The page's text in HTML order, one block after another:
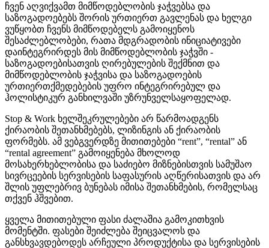
ჩვენ აღვიქვამთ მიმწოდებლობის ჯაჭვებსა და
საზოგადოებებს შორის ურთიერთ გავლენას და ხელგი
ვუწყობთ ჩვენს მიმწოდებელს გამოიყენოს
შესაძლებლობები, რათა მდგრადობის ინიციატივები
დაინტეგრირდეს მის მიმწოდებლობის ჯაჭვში -
საზოგადოებისათვის ღირებულების შექმნით და
მიმწოდებლობის ჯაჭვისა და საზოგადოების
ურთიერთქმედებების უფრო ინტეგრირებულ და
ჰოლისტიკურ განხილვაში უზრუნველსაყოფელად.
Stop & Work ხელშეკრულებები არ წარმოადგენს
ქირაობის შეთანხმებებს, ლიზინგის ან ქირაობის
ფორმებს. ამ ვებგვერდზე მითითებები “rent”, “rental” ან
“rental agreement” გამოიყენება მხოლოდ
მოსახერხებლობისა და საძიებო მიზნებისთვის სამუშაო
სივრცეების სერვისების საფასურის აღწერისათვის და არ
შლის უფლებრივ ბუნებას იმისა შეთანხმების, რომელსაც
თქვენ ჰშვებით.
ყველა მითითებული ფასი ძალაშია გამოკითხვის
მომენტში. ფასები შეიძლება შეიცვალოს და
განსხვავდებოდეს არჩეული პროდუქტისა და სერვისების